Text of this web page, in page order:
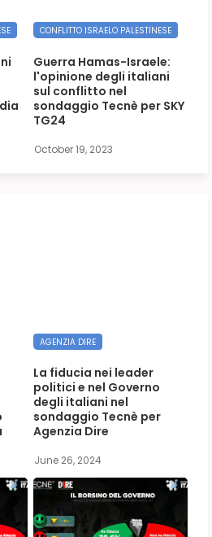
CONFLITTO ISRAELO PALESTINESE
Guerra Hamas-Israele:
l'opinione degli italiani
sul conflitto nel
sondaggio Tecnè per SKY
TG24
October 19, 2023
AGENZIA DIRE
La fiducia nei leader
politici e nel Governo
degli italiani nel
sondaggio Tecnè per
Agenzia Dire
June 26, 2024